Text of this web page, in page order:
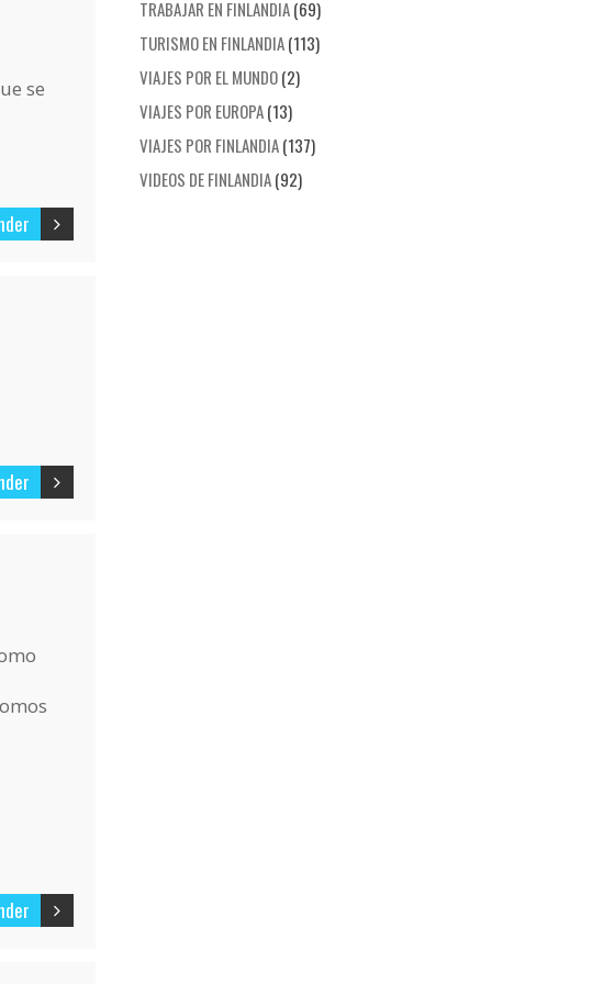
se
TRABAJAR EN FINLANDIA(69)
TURISMO EN FINLANDIA(113)
VIAJES POR EL MUNDO(2)
VIAJES POR EUROPA(13)
VIAJES POR FINLANDIA(137)
VIDEOS DE FINLANDIA(92)